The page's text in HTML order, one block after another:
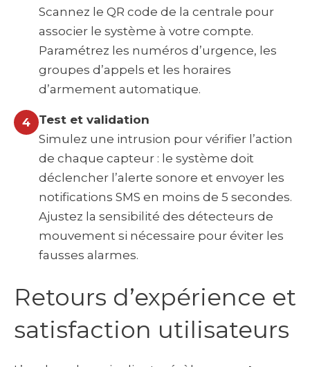
Scannez le QR code de la centrale pour
associer le système à votre compte.
Paramétrez les numéros d’urgence, les
groupes d’appels et les horaires
d’armement automatique.
4
Test et validation
Simulez une intrusion pour vérifier l’action
de chaque capteur : le système doit
déclencher l’alerte sonore et envoyer les
notifications SMS en moins de 5 secondes.
Ajustez la sensibilité des détecteurs de
mouvement si nécessaire pour éviter les
fausses alarmes.
Retours d’expérience et
satisfaction utilisateurs